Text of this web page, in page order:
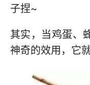
子捏~
其实，当鸡蛋、
神奇的效用，它